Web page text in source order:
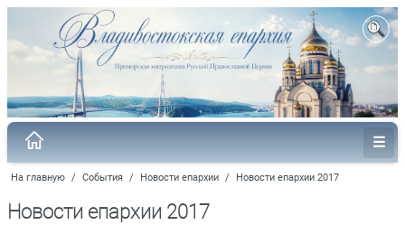
На главную / События / Новости епархии / Новости епархии 2017
Новости епархии 2017